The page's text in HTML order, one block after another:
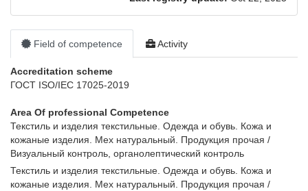
Field of competence Activity
Accreditation scheme
ГОСТ ISO/IEC 17025-2019
Area Of ​​professional Competence
Текстиль и изделия текстильные. Одежда и обувь. Кожа и
кожаные изделия. Мех натуральный. Продукция прочая /
Визуальный контроль, органолептический контроль
Текстиль и изделия текстильные. Одежда и обувь. Кожа и
кожаные изделия. Мех натуральный. Продукция прочая /